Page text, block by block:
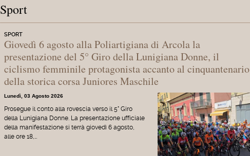
Sport
SPORT
Giovedì 6 agosto alla Poliartigiana di Arcola la
presentazione del 5° Giro della Lunigiana Donne, il
ciclismo femminile protagonista accanto al cinquantenario
della storica corsa Juniores Maschile
Lunedì, 03 Agosto 2026
Prosegue il conto alla rovescia verso il 5° Giro
della Lunigiana Donne. La presentazione ufficiale
della manifestazione si terrà giovedì 6 agosto,
alle ore 18,…